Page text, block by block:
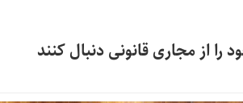
از مجاری قانونی دنبال کنند